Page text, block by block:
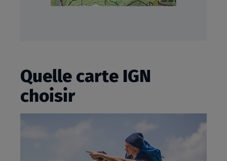
Quelle carte IGN
choisir